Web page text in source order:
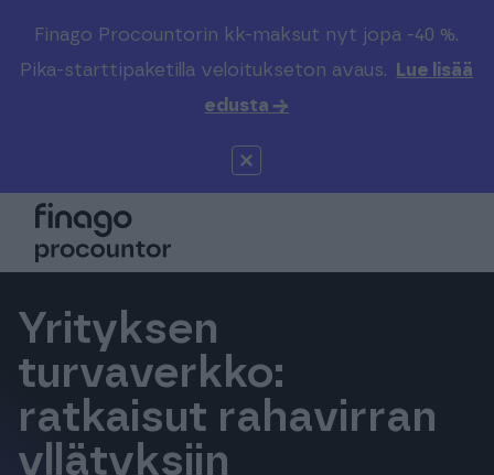
Finago Procountorin kk-maksut nyt jopa -40 %.
Pika-starttipaketilla veloitukseton avaus.
Lue lisää
edusta →
Etsi sivustolta
Valitse kieli
Global (EN)
Kirjaudu
Solo
Sopimuskone
Finago Sign
Kampus
Kenelle
Tilitoimistoille
Kokemuksia
Hinnasto
Yrityksen
turvaverkko:
ratkaisut rahavirran
yllätyksiin